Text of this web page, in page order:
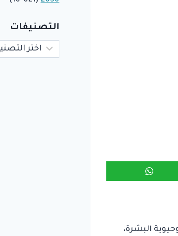
البشرة،
التصنيفات
التصنيفات